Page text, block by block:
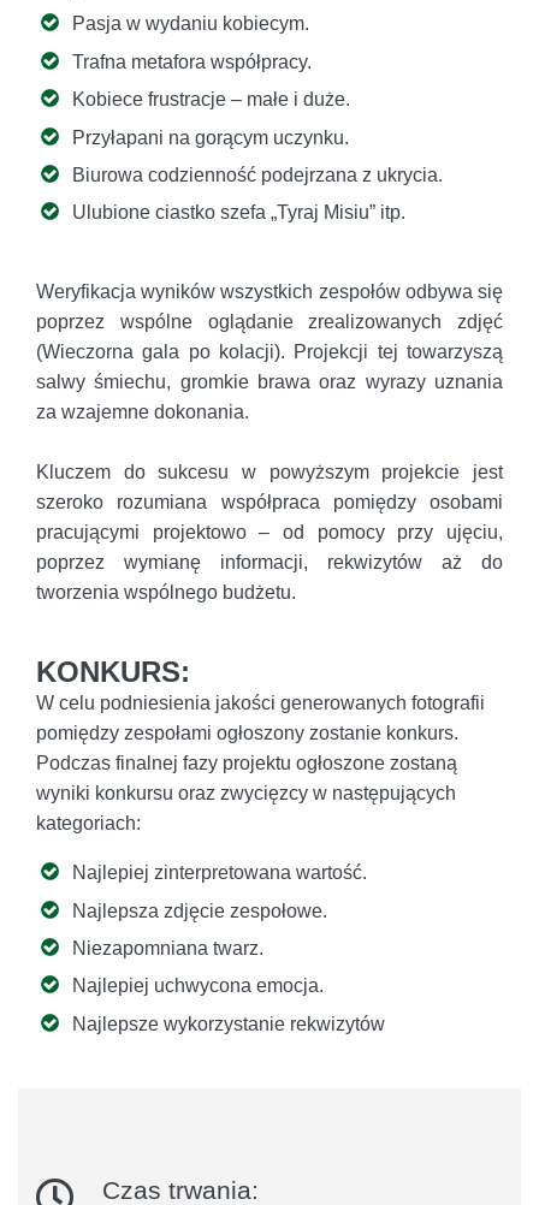
Pasja w wydaniu kobiecym.
Trafna metafora współpracy.
Kobiece frustracje – małe i duże.
Przyłapani na gorącym uczynku.
Biurowa codzienność podejrzana z ukrycia.
Ulubione ciastko szefa „Tyraj Misiu” itp.
Weryfikacja wyników wszystkich zespołów odbywa się
poprzez wspólne oglądanie zrealizowanych zdjęć
(Wieczorna gala po kolacji). Projekcji tej towarzyszą
salwy śmiechu, gromkie brawa oraz wyrazy uznania
za wzajemne dokonania.
Kluczem do sukcesu w powyższym projekcie jest
szeroko rozumiana współpraca pomiędzy osobami
pracującymi projektowo – od pomocy przy ujęciu,
poprzez wymianę informacji, rekwizytów aż do
tworzenia wspólnego budżetu.
KONKURS:
W celu podniesienia jakości generowanych fotografii
pomiędzy zespołami ogłoszony zostanie konkurs.
Podczas finalnej fazy projektu ogłoszone zostaną
wyniki konkursu oraz zwycięzcy w następujących
kategoriach:
Najlepiej zinterpretowana wartość.
Najlepsza zdjęcie zespołowe.
Niezapomniana twarz.
Najlepiej uchwycona emocja.
Najlepsze wykorzystanie rekwizytów
Czas trwania: